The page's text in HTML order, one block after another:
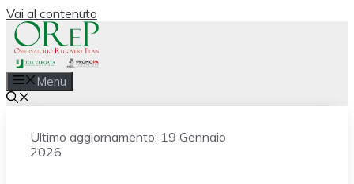
Vai al contenuto
Menu
Ultimo aggiornamento: 19 Gennaio
2026